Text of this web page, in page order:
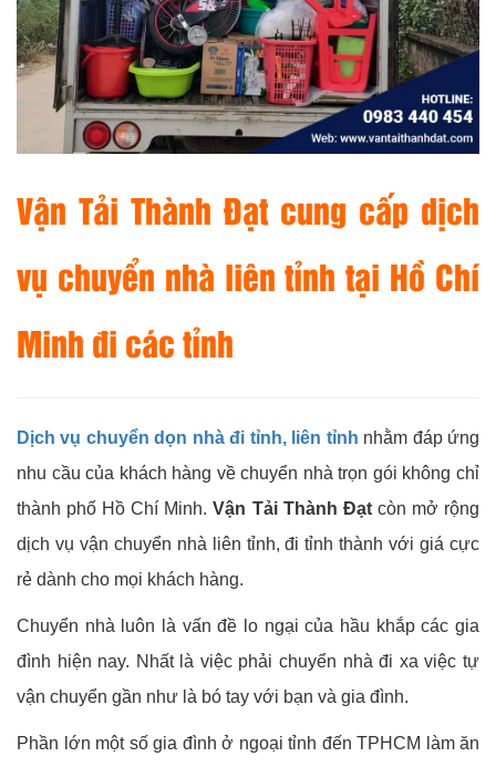
Vận Tải Thành Đạt cung cấp dịch
vụ chuyển nhà liên tỉnh tại Hồ Chí
Minh đi các tỉnh
Dịch vụ chuyển dọn nhà đi tỉnh, liên tỉnh nhằm đáp ứng
nhu cầu của khách hàng về chuyển nhà trọn gói không chỉ
thành phố Hồ Chí Minh.Vận Tải Thành Đạtcòn mở rộng
dịch vụ vận chuyển nhà liên tỉnh, đi tỉnh thành với giá cực
rẻ dành cho mọi khách hàng.
Chuyển nhà luôn là vấn đề lo ngại của hầu khắp các gia
đình hiện nay. Nhất là việc phải chuyển nhà đi xa việc tự
vận chuyển gần như là bó tay với bạn và gia đình.
Phần lớn một số gia đình ở ngoại tỉnh đến TPHCM làm ăn